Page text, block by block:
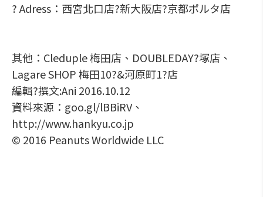
? Adress：西宮北口店?新大阪店?京都ポルタ店
其他：Cleduple 梅田店、DOUBLEDAY?塚店、
Lagare SHOP 梅田10?&河原町1?店
編輯?撰文:Ani 2016.10.12
資料來源：goo.gl/lBBiRV、
http://www.hankyu.co.jp
© 2016 Peanuts Worldwide LLC